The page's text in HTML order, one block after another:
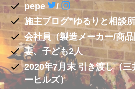
pepe
/
施主ブログ”ゆるりと相談
会社員（製造メーカー/商
妻、子ども2人
2020年7月末 引き渡し（三
ーヒルズ）